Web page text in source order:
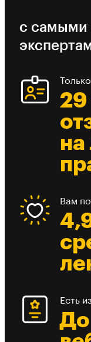
с самыми
29
на
Вам
Есть
До